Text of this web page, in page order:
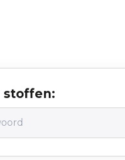
stoffen: